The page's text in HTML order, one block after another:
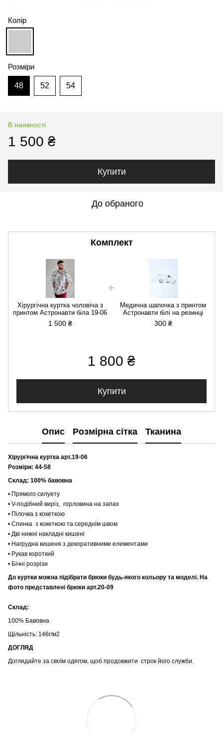
Колір
Розміри
48 52 54
В наявності
1 500 ₴
Купити
До обраного
Комплект
Хірургічна куртка чоловіча з
принтом Астронавти біла 19-06
1 500 ₴
Медична шапочка з принтом
Астронавти білі на резинці
300 ₴
1 800 ₴
Купити
Опис Розмірна сітка Тканина
Хірургічна куртка арт.19-06
Розміри: 44-58
Склад: 100% бавовна
• Прямого силуету
• V-подібний виріз, горловина на запах
• Пілочка з кокеткою
• Спинка з кокеткою та середнім швом
• Дві нижні накладні кишені
• Нагрудна кишеня з декоративними елементами
• Рукав короткий
• Бічні розрізи
До куртки можна підібрати брюки будь-якого кольору та моделі. На
фото представлені брюки арт.20-09
Склад:
100% Бавовна
Щільність: 146г/м2
ДОГЛЯД
Доглядайте за своїм одягом, щоб продовжити строк його служби.